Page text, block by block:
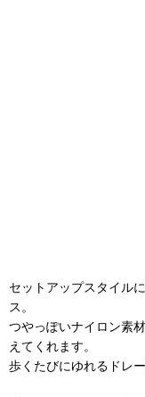
セットアップスタイル
ス。
つやっぽいナイロン素
えてくれます。
歩くたびにゆれるドレ